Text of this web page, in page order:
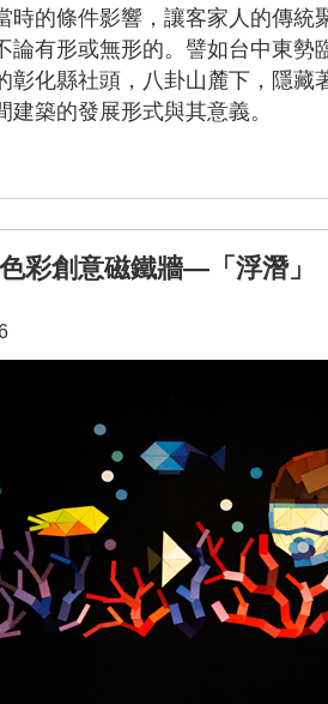
時的條件影響，讓客家人的傳統
論有形或無形的。譬如台中東勢
彰化縣社頭，八卦山麓下，隱藏
建築的發展形式與其意義。
色彩創意磁鐵牆—「浮潛」